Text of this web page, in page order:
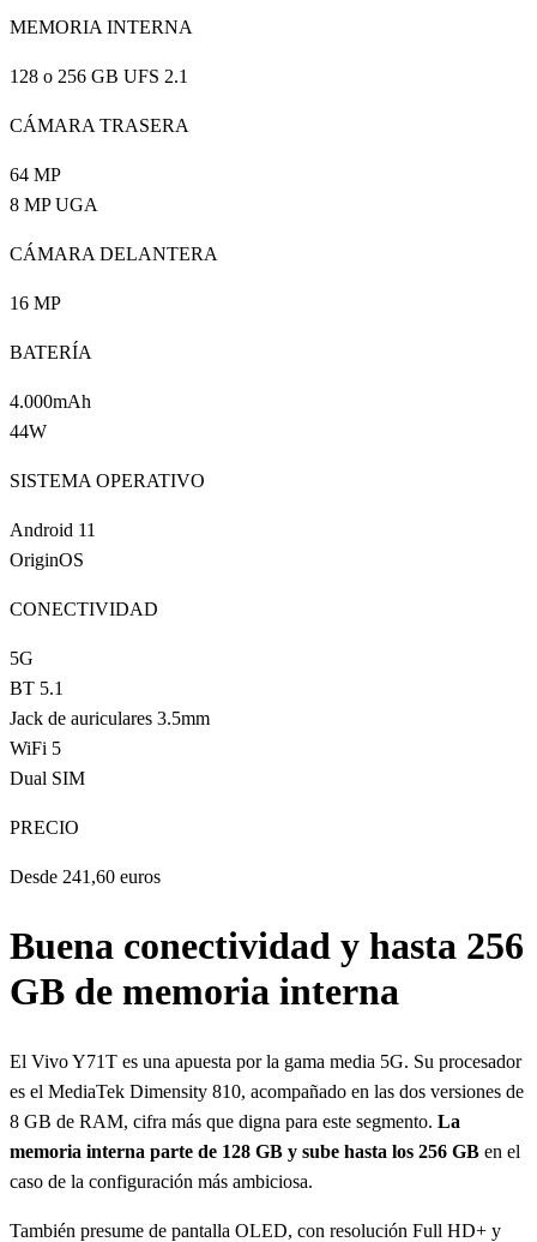
MEMORIA INTERNA
128 o 256 GB UFS 2.1
CÁMARA TRASERA
64 MP
8 MP UGA
CÁMARA DELANTERA
16 MP
BATERÍA
4.000mAh
44W
SISTEMA OPERATIVO
Android 11
OriginOS
CONECTIVIDAD
5G
BT 5.1
Jack de auriculares 3.5mm
WiFi 5
Dual SIM
PRECIO
Desde 241,60 euros
Buena conectividad y hasta 256
GB de memoria interna
El Vivo Y71T es una apuesta por la gama media 5G. Su procesador
es el MediaTek Dimensity 810, acompañado en las dos versiones de
8 GB de RAM, cifra más que digna para este segmento. La
memoria interna parte de 128 GB y sube hasta los 256 GB en el
caso de la configuración más ambiciosa.
También presume de pantalla OLED, con resolución Full HD+ y